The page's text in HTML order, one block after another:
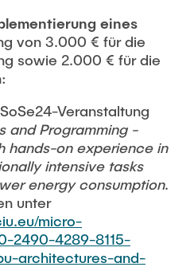
eines
von 3.000 € für die
sowie 2.000 € für die
Veranstaltung
and Programming -
hands-on experience in
intensive tasks
energy consumption.
unter
micro-
2490-4289-8115-
architectures-and-